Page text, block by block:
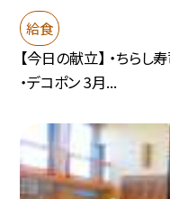
給食
【今日の献立】 ・ちらし
・デコポン 3月...